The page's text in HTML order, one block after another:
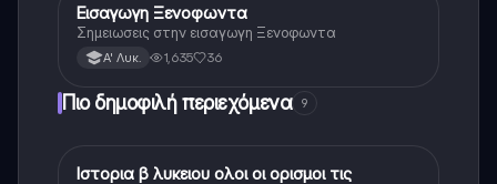
Αρχαία Ελληνικά
Εισαγωγη Ξενοφωντα
Σημειωσεις στην εισαγωγη Ξενοφωντα
Α' Λυκ. 1,635 36
Πιο δημοφιλή περιεχόμενα 9
Ιστορία
Ιστορια β λυκειου ολοι οι ορισμοι τις